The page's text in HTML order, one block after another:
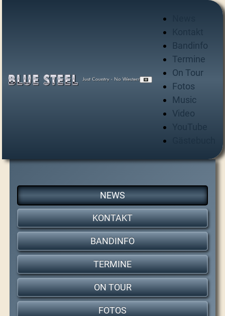
Bandinfo
Termine
On Tour
Fotos
Music
Video
YouTube
NEWS
KONTAKT
BANDINFO
TERMINE
ON TOUR
FOTOS